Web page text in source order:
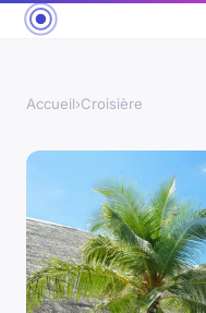
Accueil›Croisière